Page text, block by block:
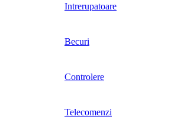
Intrerupatoare
Becuri
Controlere
Telecomenzi